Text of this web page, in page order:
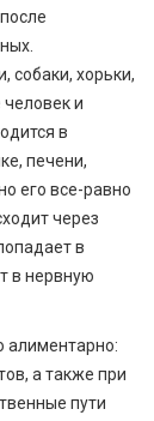
собаки, хорьки,
и
в
печени,
его все-равно
через
в
в нервную
а также при
пути